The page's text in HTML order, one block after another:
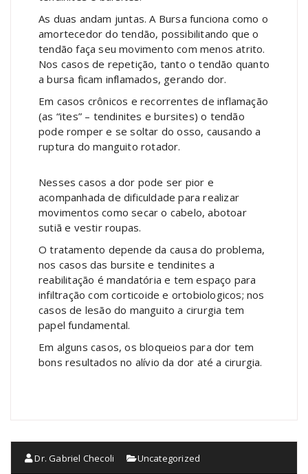
As duas andam juntas. A Bursa funciona como o
amortecedor do tendão, possibilitando que o
tendão faça seu movimento com menos atrito.
Nos casos de repetição, tanto o tendão quanto
a bursa ficam inflamados, gerando dor.
Em casos crônicos e recorrentes de inflamação
(as “ites” – tendinites e bursites) o tendão
pode romper e se soltar do osso, causando a
ruptura do manguito rotador.
Nesses casos a dor pode ser pior e
acompanhada de dificuldade para realizar
movimentos como secar o cabelo, abotoar
sutiã e vestir roupas.
O tratamento depende da causa do problema,
nos casos das bursite e tendinites a
reabilitação é mandatória e tem espaço para
infiltração com corticoide e ortobiologicos; nos
casos de lesão do manguito a cirurgia tem
papel fundamental.
Em alguns casos, os bloqueios para dor tem
bons resultados no alívio da dor até a cirurgia.
Dr. Gabriel Checoli Uncategorized